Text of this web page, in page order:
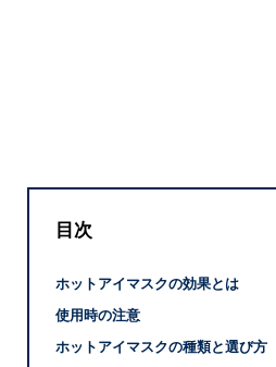
目次
ホットアイマスクの効果とは
使用時の注意
ホットアイマスクの種類と選び方